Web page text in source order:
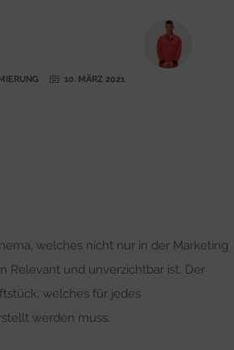
10. MÄRZ 2021
welches nicht nur in der Marketing
Relevant und unverzichtbar ist. Der
welches für jedes
werden muss.